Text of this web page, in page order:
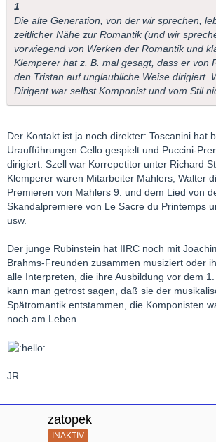
1
Die alte Generation, von der wir sprechen,
zeitlicher Nähe zur Romantik (und wir
vorwiegend von Werken der Romantik und
Klemperer hat z. B. mal gesagt, dass er von
den Tristan auf unglaubliche Weise dirigiert.
Dirigent war selbst Komponist und vom Stil
Der Kontakt ist ja noch direkter: Toscanini hat
Uraufführungen Cello gespielt und Puccini-
dirigiert. Szell war Korrepetitor unter Richard
Klemperer waren Mitarbeiter Mahlers, Walter
Premieren von Mahlers 9. und dem Lied von
Skandalpremiere von Le Sacre du Printemps
usw.
Der junge Rubinstein hat IIRC noch mit
Brahms-Freunden zusammen musiziert oder
alle Interpreten, die ihre Ausbildung vor dem 1.
kann man getrost sagen, daß sie der
Spätromantik entstammen, die Komponisten
noch am Leben.
JR
zatopek
INAKTIV